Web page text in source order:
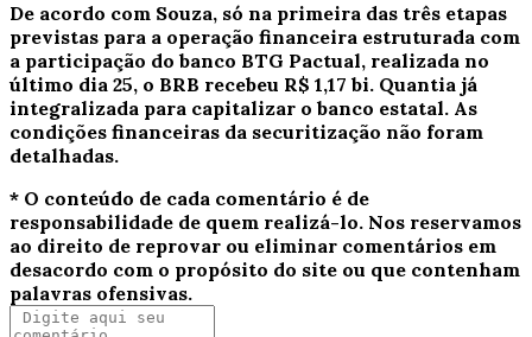
De acordo com Souza, só na primeira das três etapas
previstas para a operação financeira estruturada com
a participação do banco BTG Pactual, realizada no
último dia 25, o BRB recebeu R$ 1,17 bi. Quantia já
integralizada para capitalizar o banco estatal. As
condições financeiras da securitização não foram
detalhadas.
* O conteúdo de cada comentário é de
responsabilidade de quem realizá-lo. Nos reservamos
ao direito de reprovar ou eliminar comentários em
desacordo com o propósito do site ou que contenham
palavras ofensivas.